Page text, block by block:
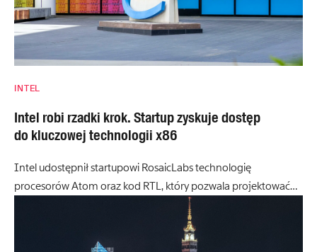
INTEL
Intel robi rzadki krok. Startup zyskuje dostęp
do kluczowej technologii x86
Intel udostępnił startupowi RosaicLabs technologię
procesorów Atom oraz kod RTL, który pozwala projektować…